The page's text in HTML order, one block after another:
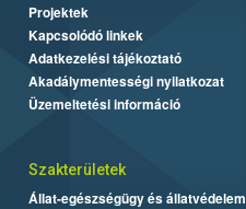
Projektek
Kapcsolódó linkek
Adatkezelési tájékoztató
Akadálymentességi nyilatkozat
Üzemeltetési információ
Szakterületek
Állat-egészségügy és állatvédelem